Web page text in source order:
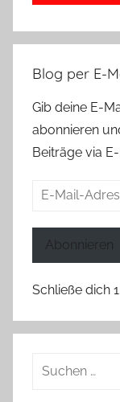
Blog per E-
Gib deine E-
abonnieren
Beiträge via
E-
Abonnieren
Schließe dich
Suchen